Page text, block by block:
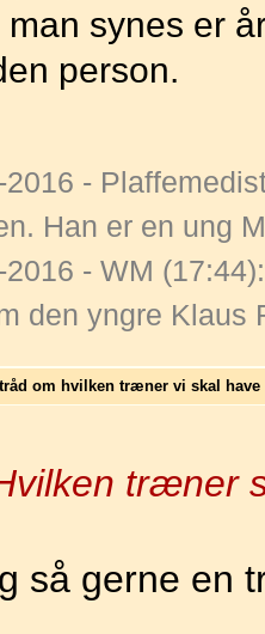
man synes er
person.
2016 -
Han er en ung
2016 - WM
den yngre Klaus
om hvilken træner vi skal
træner
så gerne en